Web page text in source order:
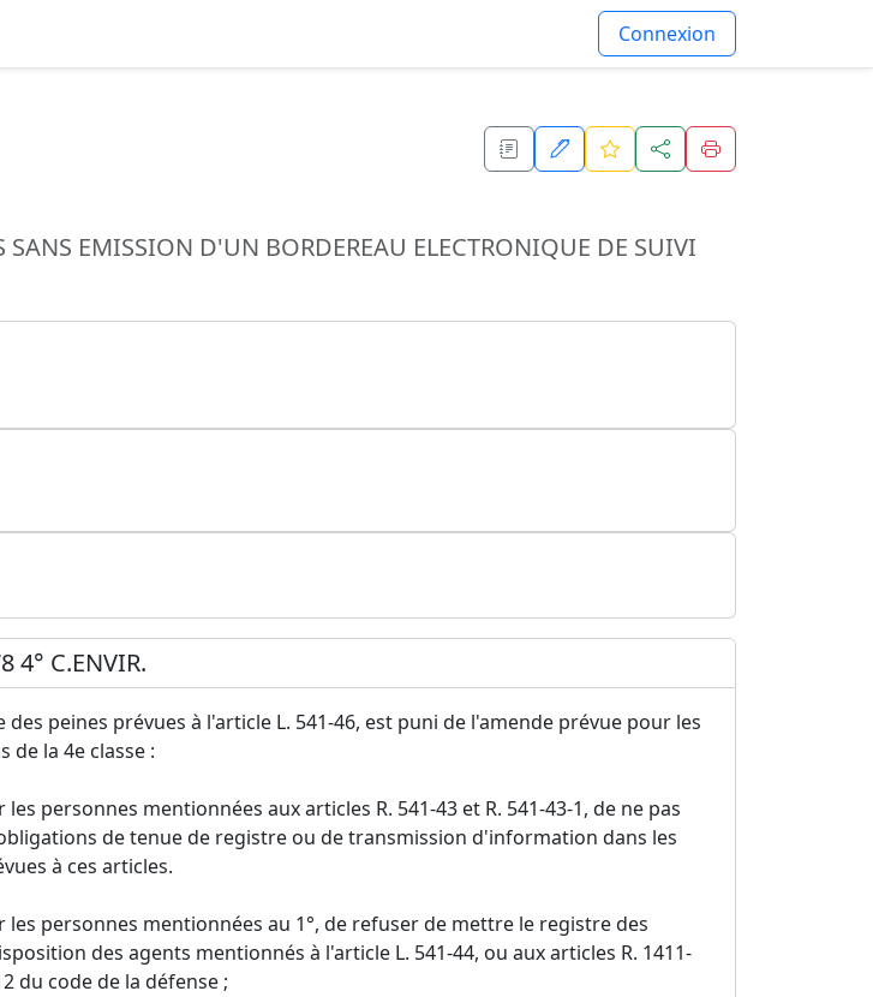
Connexion
EMISSION D'UN BORDEREAU ELECTRONIQUE DE SUIVI
4° C.ENVIR.
des peines prévues à l'article L. 541-46, est puni de l'amende prévue pour les
de la 4e classe :
les personnes mentionnées aux articles R. 541-43 et R. 541-43-1, de ne pas
de tenue de registre ou de transmission d'information dans les
à ces articles.
les personnes mentionnées au 1°, de refuser de mettre le registre des
des agents mentionnés à l'article L. 541-44, ou aux articles R. 1411-
du code de la défense ;